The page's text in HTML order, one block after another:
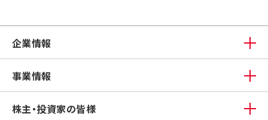
企業情報
事業情報
株主・投資家の皆様